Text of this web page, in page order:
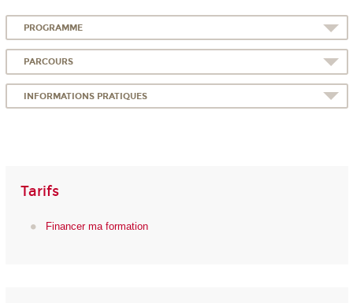
PROGRAMME
PARCOURS
INFORMATIONS PRATIQUES
Tarifs
Financer ma formation